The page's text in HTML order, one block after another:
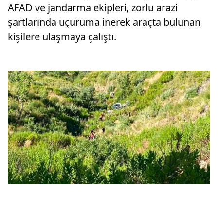
AFAD ve jandarma ekipleri, zorlu arazi
şartlarında uçuruma inerek araçta bulunan
kişilere ulaşmaya çalıştı.